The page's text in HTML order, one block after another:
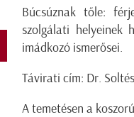
Búcsúznak tőle:
szolgálati helyeinek
imádkozó ismerősei.
Távirati cím: Dr.
A temetésen a